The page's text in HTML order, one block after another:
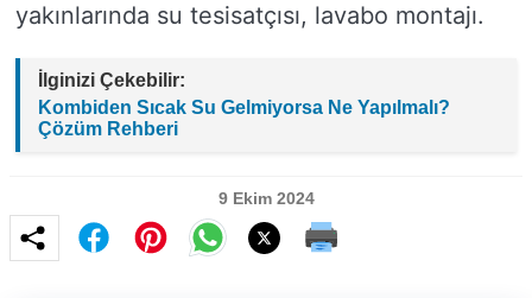
yakınlarında su tesisatçısı, lavabo montajı.
İlginizi Çekebilir:
Kombiden Sıcak Su Gelmiyorsa Ne Yapılmalı?
Çözüm Rehberi
9 Ekim 2024